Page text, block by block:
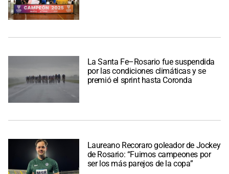
La Santa Fe–Rosario fue suspendida
por las condiciones climáticas y se
premió el sprint hasta Coronda
Laureano Recoraro goleador de Jockey
de Rosario: “Fuimos campeones por
ser los más parejos de la copa”